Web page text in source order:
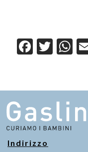
F
e
b
o
o
T
er
W
s
A
p
Indirizzo